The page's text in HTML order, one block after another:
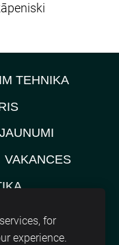
TEHNIKA
JAUNUMI
VAKANCES
for
experience.